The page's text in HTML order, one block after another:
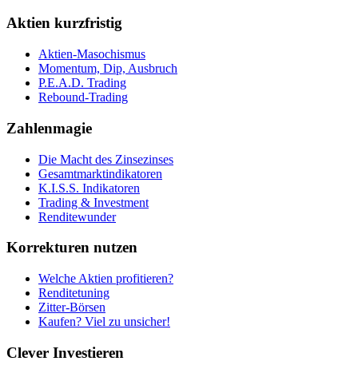
Aktien kurzfristig
Aktien-Masochismus
Momentum, Dip, Ausbruch
P.E.A.D. Trading
Rebound-Trading
Zahlenmagie
Die Macht des Zinsezinses
Gesamtmarktindikatoren
K.I.S.S. Indikatoren
Trading & Investment
Renditewunder
Korrekturen nutzen
Welche Aktien profitieren?
Renditetuning
Zitter-Börsen
Kaufen? Viel zu unsicher!
Clever Investieren